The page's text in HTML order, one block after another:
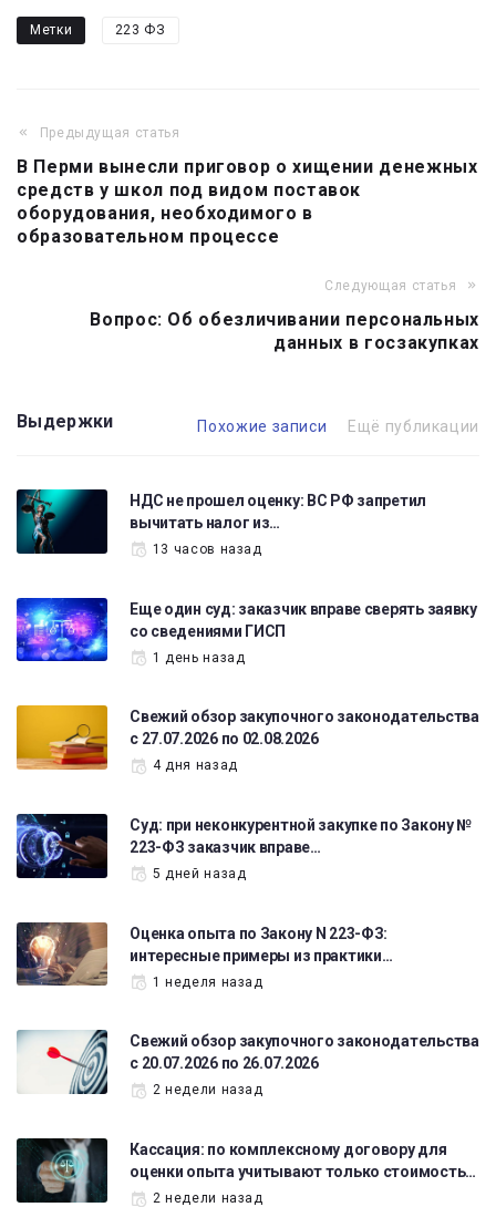
Метки 223 ФЗ
Навигация
по
записям
Предыдущая статья
В Перми вынесли приговор о хищении денежных
средств у школ под видом поставок
оборудования, необходимого в
образовательном процессе
Следующая статья
Вопрос: Об обезличивании персональных
данных в госзакупках
Выдержки Похожие записи Ещё публикации
НДС не прошел оценку: ВС РФ запретил
вычитать налог из…
13 часов назад
Еще один суд: заказчик вправе сверять заявку
со сведениями ГИСП
1 день назад
Свежий обзор закупочного законодательства
с 27.07.2026 по 02.08.2026
4 дня назад
Суд: при неконкурентной закупке по Закону №
223-ФЗ заказчик вправе…
5 дней назад
Оценка опыта по Закону N 223-ФЗ:
интересные примеры из практики…
1 неделя назад
Свежий обзор закупочного законодательства
с 20.07.2026 по 26.07.2026
2 недели назад
Кассация: по комплексному договору для
оценки опыта учитывают только стоимость…
2 недели назад